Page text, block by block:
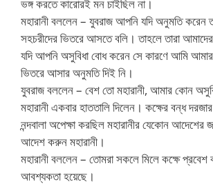
ভঙ্গ করতে কারোরই মন চাইছিল না।
মহারানী বললেন – যুবরাজ আপনি যদি অনুমতি করেন
সহচরীদের ভিতরে আসতে বলি। তাহলে তারা
যদি আপনি অসুবিধা বোধ করেন সে কারণে আমি
ভিতরে আসার অনুমতি দিই নি।
যুবরাজ বললেন – বেশ তো মহারানী, আমার কোন
মহারানী একবার হাততালি দিলেন। কক্ষের বন্ধ
নন্দবালা অপেক্ষা করছিল মহারানীর যেকোন
আদেশ করুন মহারানী।
মহারানী বললেন – তোমরা সকলে মিলে কক্ষে
আবশ্যকতা হয়েছে।